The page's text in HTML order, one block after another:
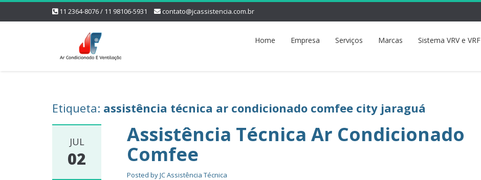
11 2364-8076 / 11 98106-5931 contato@jcassistencia.com.br
Home Empresa Serviços Marcas Sistema VRV e VRF
Etiqueta: assistência técnica ar condicionado comfee city jaraguá
JUL
02
Assistência Técnica Ar Condicionado
Comfee
Posted byJC Assistência Técnica